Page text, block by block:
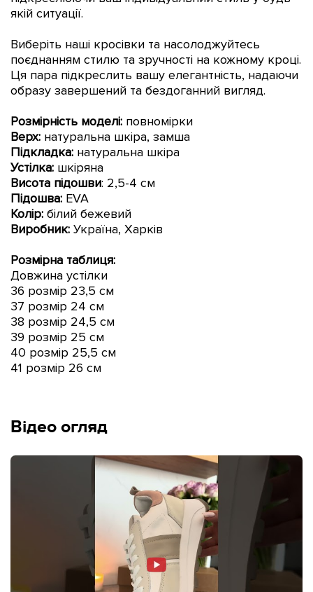
якій ситуації.
Виберіть наші кросівки та насолоджуйтесь
поєднанням стилю та зручності на кожному кроці.
Ця пара підкреслить вашу елегантність, надаючи
образу завершений та бездоганний вигляд.
Розмірність моделі: повномірки
Верх: натуральна шкіра, замша
Підкладка: натуральна шкіра
Устілка: шкіряна
Висота підошви: 2,5-4 см
Підошва: EVA
Колір: білий бежевий
Виробник: Україна, Харків
Розмірна таблиця:
Довжина устілки
36 розмір 23,5 см
37 розмір 24 см
38 розмір 24,5 см
39 розмір 25 см
40 розмір 25,5 см
41 розмір 26 см
Відео огляд